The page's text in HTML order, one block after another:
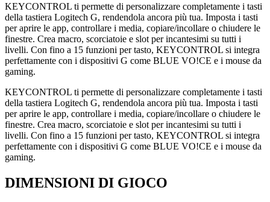
KEYCONTROL ti permette di personalizzare completamente i tasti
della tastiera Logitech G, rendendola ancora più tua. Imposta i tasti
per aprire le app, controllare i media, copiare/incollare o chiudere le
finestre. Crea macro, scorciatoie e slot per incantesimi su tutti i
livelli. Con fino a 15 funzioni per tasto, KEYCONTROL si integra
perfettamente con i dispositivi G come BLUE VO!CE e i mouse da
gaming.
KEYCONTROL ti permette di personalizzare completamente i tasti
della tastiera Logitech G, rendendola ancora più tua. Imposta i tasti
per aprire le app, controllare i media, copiare/incollare o chiudere le
finestre. Crea macro, scorciatoie e slot per incantesimi su tutti i
livelli. Con fino a 15 funzioni per tasto, KEYCONTROL si integra
perfettamente con i dispositivi G come BLUE VO!CE e i mouse da
gaming.
DIMENSIONI DI GIOCO